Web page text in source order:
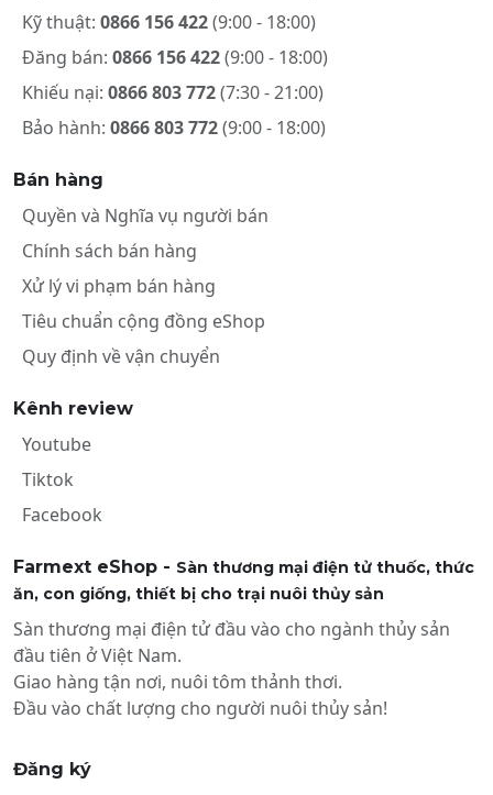
Kỹ thuật: 0866 156 422(9:00 - 18:00)
Đăng bán: 0866 156 422(9:00 - 18:00)
Khiếu nại: 0866 803 772(7:30 - 21:00)
Bảo hành: 0866 803 772(9:00 - 18:00)
Bán hàng
Quyền và Nghĩa vụ người bán
Chính sách bán hàng
Xử lý vi phạm bán hàng
Tiêu chuẩn cộng đồng eShop
Quy định về vận chuyển
Kênh review
Youtube
Tiktok
Facebook
Farmext eShop - Sàn thương mại điện tử thuốc, thức
ăn, con giống, thiết bị cho trại nuôi thủy sản
Sàn thương mại điện tử đầu vào cho ngành thủy sản
đầu tiên ở Việt Nam.
Giao hàng tận nơi, nuôi tôm thảnh thơi.
Đầu vào chất lượng cho người nuôi thủy sản!
Đăng ký